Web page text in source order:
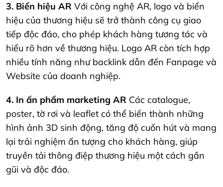
3. Biển hiệu AR Với công nghệ AR, logo và biển
hiệu của thương hiệu sẽ trở thành công cụ giao
tiếp độc đáo, cho phép khách hàng tương tác và
hiểu rõ hơn về thương hiệu. Logo AR còn tích hợp
nhiều tính năng như backlink dẫn đến Fanpage và
Website của doanh nghiệp.
4. In ấn phẩm marketing AR Các catalogue,
poster, tờ rơi và leaflet có thể biến thành những
hình ảnh 3D sinh động, tăng độ cuốn hút và mang
lại trải nghiệm ấn tượng cho khách hàng, giúp
truyền tải thông điệp thương hiệu một cách gần
gũi và độc đáo.